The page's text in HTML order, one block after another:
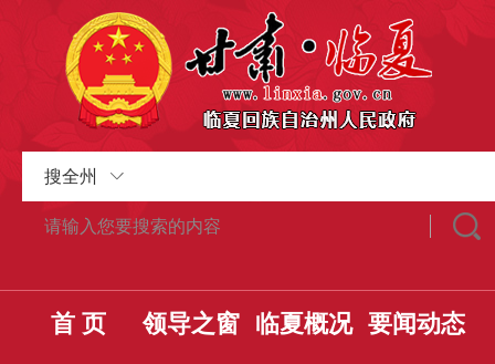
搜全州
首 页 领导之窗 临夏概况 要闻动态